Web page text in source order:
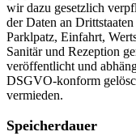
wir dazu gesetzlich
der Daten an
Parklpatz, Einfahrt,
Sanitär und Rezeption
veröffentlicht und
DSGVO-konform
vermieden.
Speicherdauer